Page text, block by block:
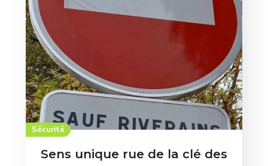
Sécurité
Sens unique rue de la clé des